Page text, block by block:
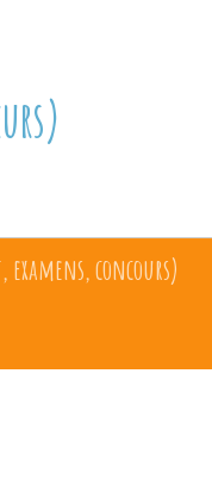
examens, concours)